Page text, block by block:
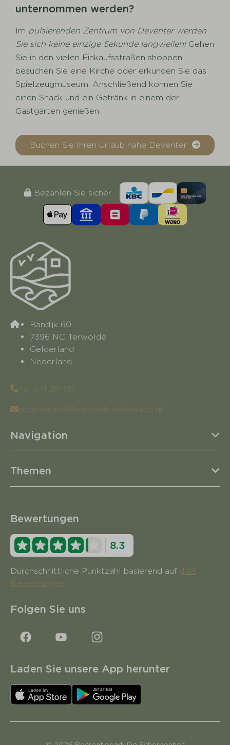
unternommen werden?
Im pulsierenden Zentrum von Deventer werden
Sie sich keine einzige Sekunde langweilen! Gehen
Sie in den vielen Einkaufsstraßen shoppen,
besuchen Sie eine Kirche oder erkunden Sie das
Spielzeugmuseum. Anschließend können Sie
einen Snack und ein Getränk in einem der
Gastgärten genießen.
Buchen Sie Ihren Urlaub nahe Deventer
Bezahlen Sie sicher
Bandijk 60
7396 NC Terwolde
Gelderland
Nederland
+31 571 291731
scherpenhof@succesholidayparcs.nl
Navigation
Themen
Bewertungen
8.3
Durchschnittliche Punktzahl basierend auf 448
Bewertungen
Folgen Sie uns
Laden Sie unsere App herunter